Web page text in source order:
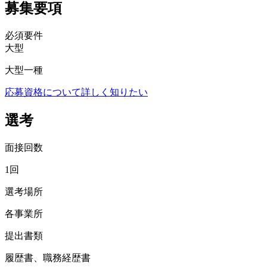
募集要項
必須要件
大型
大型一種
応募資格について詳しく知りたい
選考
面接回数
1回
選考場所
各事業所
提出書類
履歴書、職務経歴書